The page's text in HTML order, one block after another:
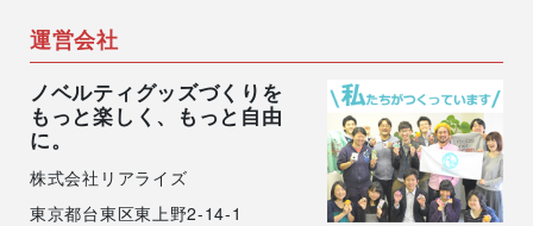
運営会社
ノベルティグッズづくりを
もっと楽しく、もっと自由
に。
株式会社リアライズ
東京都台東区東上野2-14-1